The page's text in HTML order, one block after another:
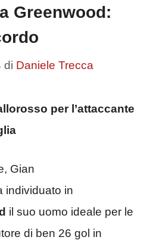
Greenwood:
di Daniele Trecca
per l’attaccante
Gian
individuato in
il suo uomo ideale per le
di ben 26 gol in